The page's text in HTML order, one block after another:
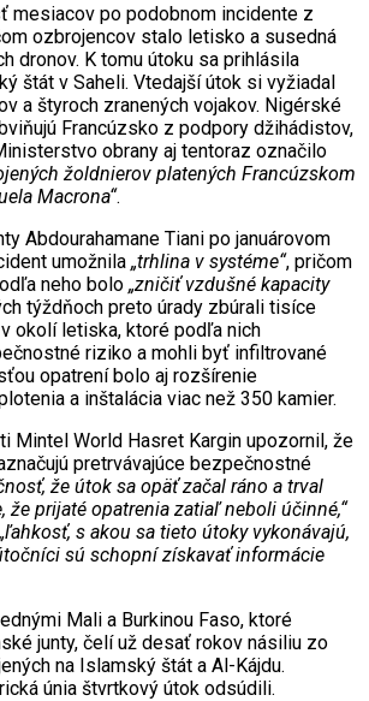
mesiacov po podobnom incidente z
ozbrojencov stalo letisko a susedná
dronov. K tomu útoku sa prihlásila
štát v Saheli. Vtedajší útok si vyžiadal
a štyroch zranených vojakov. Nigérské
Francúzsko z podpory džihádistov,
obrany aj tentoraz označilo
žoldnierov platených Francúzskom
Macrona“.
Abdourahamane Tiani po januárovom
umožnila „trhlina v systéme“, pričom
neho bolo „zničiť vzdušné kapacity
týždňoch preto úrady zbúrali tisíce
okolí letiska, ktoré podľa nich
riziko a mohli byť infiltrované
opatrení bolo aj rozšírenie
a inštalácia viac než 350 kamier.
Mintel World Hasret Kargin upozornil, že
pretrvávajúce bezpečnostné
že útok sa opäť začal ráno a trval
že prijaté opatrenia zatiaľ neboli účinné,“
„ľahkosť, s akou sa tieto útoky vykonávajú,
sú schopní získavať informácie
Mali a Burkinou Faso, ktoré
junty, čelí už desať rokov násiliu zo
na Islamský štát a Al-Kájdu.
únia štvrtkový útok odsúdili.